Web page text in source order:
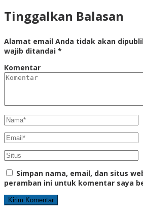
Tinggalkan Balasan
Alamat email Anda tidak akan
wajib ditandai *
Komentar
Simpan nama, email, dan situs
peramban ini untuk komentar saya